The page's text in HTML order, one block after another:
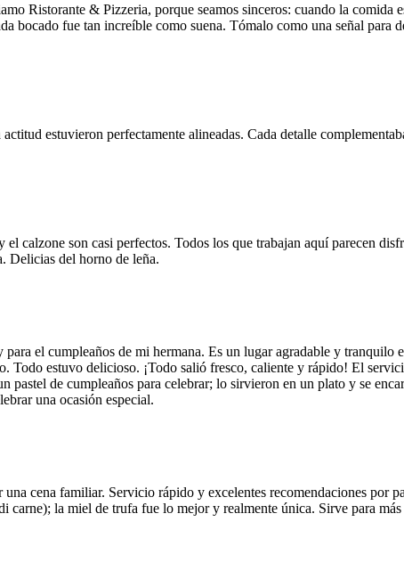
Ristorante & Pizzeria, porque seamos sinceros: cuando la
bocado fue tan increíble como suena. Tómalo como una señal
estuvieron perfectamente alineadas. Cada detalle
calzone son casi perfectos. Todos los que trabajan aquí parecen
Delicias del horno de leña.
para el cumpleaños de mi hermana. Es un lugar agradable y
Todo estuvo delicioso. ¡Todo salió fresco, caliente y rápido! El
pastel de cumpleaños para celebrar; lo sirvieron en un plato y se
una ocasión especial.
cena familiar. Servicio rápido y excelentes recomendaciones por
carne); la miel de trufa fue lo mejor y realmente única. Sirve para